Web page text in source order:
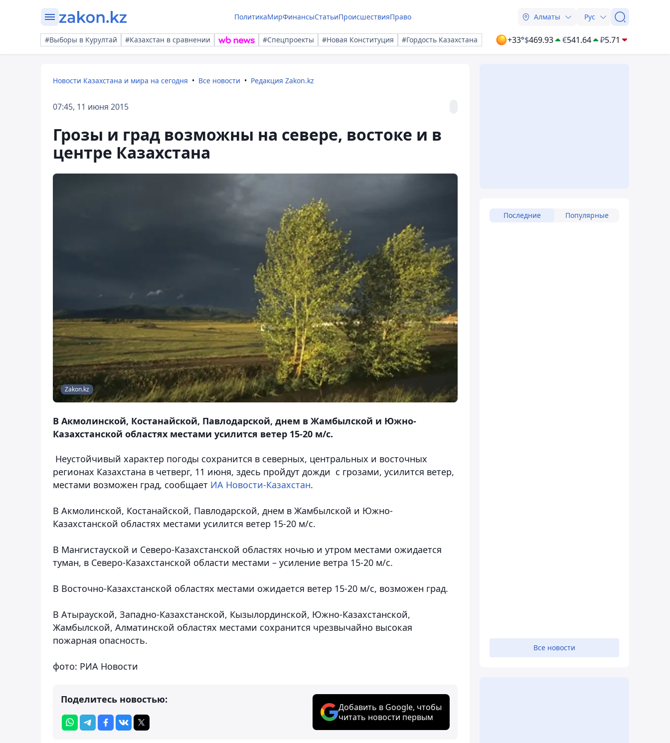
ПолитикаМирФинансыСтатьиПроисшествияПраво Алматы Рус
#Выборы в Курултай #Казахстан в сравнении #Спецпроекты #Новая Конституция #Гордость Казахстана +33°$469.93 €541.64 ₽5.71
Новости Казахстана и мира на сегодня Все новости Редакция Zakon.kz
07:45, 11 июня 2015
Грозы и град возможны на севере, востоке и в
центре Казахстана
Zakon.kz
В Акмолинской, Костанайской, Павлодарской, днем в Жамбылской и Южно-
Казахстанской областях местами усилится ветер 15-20 м/с.
Неустойчивый характер погоды сохранится в северных, центральных и восточных
регионах Казахстана в четверг, 11 июня, здесь пройдут дожди с грозами, усилится ветер,
местами возможен град, сообщает ИА Новости-Казахстан.
В Акмолинской, Костанайской, Павлодарской, днем в Жамбылской и Южно-
Казахстанской областях местами усилится ветер 15-20 м/с.
В Мангистауской и Северо-Казахстанской областях ночью и утром местами ожидается
туман, в Северо-Казахстанской области местами – усиление ветра 15-20 м/с.
В Восточно-Казахстанской областях местами ожидается ветер 15-20 м/с, возможен град.
В Атырауской, Западно-Казахстанской, Кызылординской, Южно-Казахстанской,
Жамбылской, Алматинской областях местами сохранится чрезвычайно высокая
пожарная опасность.
фото: РИА Новости
Поделитесь новостью:
Добавить в Google, чтобы
читать новости первым
Последние Популярные
Все новости